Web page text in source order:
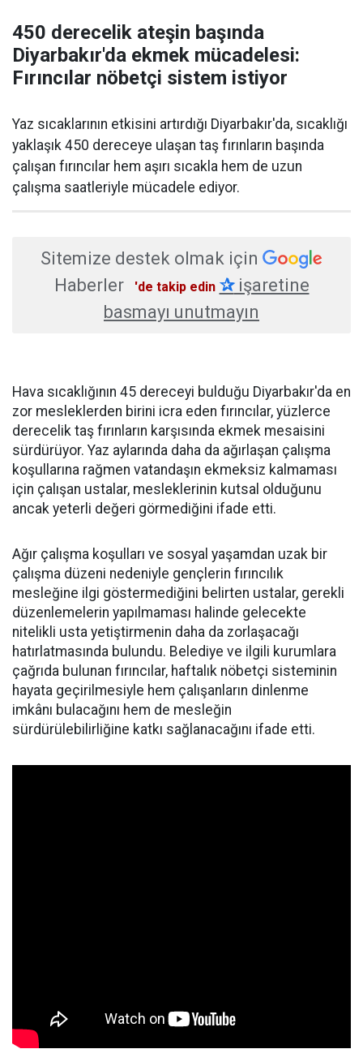
450 derecelik ateşin başında
Diyarbakır'da ekmek mücadelesi:
Fırıncılar nöbetçi sistem istiyor
Yaz sıcaklarının etkisini artırdığı Diyarbakır'da, sıcaklığı
yaklaşık 450 dereceye ulaşan taş fırınların başında
çalışan fırıncılar hem aşırı sıcakla hem de uzun
çalışma saatleriyle mücadele ediyor.
Sitemize destek olmak için
Haberler
'de takip edin ✰işaretine
basmayı unutmayın
Hava sıcaklığının 45 dereceyi bulduğu Diyarbakır'da en
zor mesleklerden birini icra eden fırıncılar, yüzlerce
derecelik taş fırınların karşısında ekmek mesaisini
sürdürüyor. Yaz aylarında daha da ağırlaşan çalışma
koşullarına rağmen vatandaşın ekmeksiz kalmaması
için çalışan ustalar, mesleklerinin kutsal olduğunu
ancak yeterli değeri görmediğini ifade etti.
Ağır çalışma koşulları ve sosyal yaşamdan uzak bir
çalışma düzeni nedeniyle gençlerin fırıncılık
mesleğine ilgi göstermediğini belirten ustalar, gerekli
düzenlemelerin yapılmaması halinde gelecekte
nitelikli usta yetiştirmenin daha da zorlaşacağı
hatırlatmasında bulundu. Belediye ve ilgili kurumlara
çağrıda bulunan fırıncılar, haftalık nöbetçi sisteminin
hayata geçirilmesiyle hem çalışanların dinlenme
imkânı bulacağını hem de mesleğin
sürdürülebilirliğine katkı sağlanacağını ifade etti.